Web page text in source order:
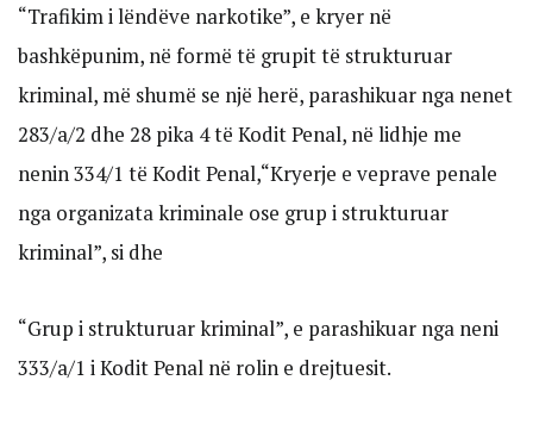
“Trafikim i lëndëve narkotike”, e kryer në
bashkëpunim, në formë të grupit të strukturuar
kriminal, më shumë se një herë, parashikuar nga nenet
283/a/2 dhe 28 pika 4 të Kodit Penal, në lidhje me
nenin 334/1 të Kodit Penal,“Kryerje e veprave penale
nga organizata kriminale ose grup i strukturuar
kriminal”, si dhe
“Grup i strukturuar kriminal”, e parashikuar nga neni
333/a/1 i Kodit Penal në rolin e drejtuesit.